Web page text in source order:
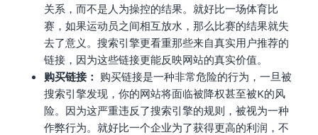
关系，而不是人为操控的结果。就好比一场体育比
赛，如果运动员之间相互放水，那么比赛的结果就失
去了意义。搜索引擎更看重那些来自真实用户推荐的
链接，因为这些链接更能反映网站的真实价值。
购买链接： 购买链接是一种非常危险的行为，一旦被
搜索引擎发现，你的网站将面临被降权甚至被K的风
险。因为这严重违反了搜索引擎的规则，被视为一种
作弊行为。就好比一个企业为了获得更高的利润，不